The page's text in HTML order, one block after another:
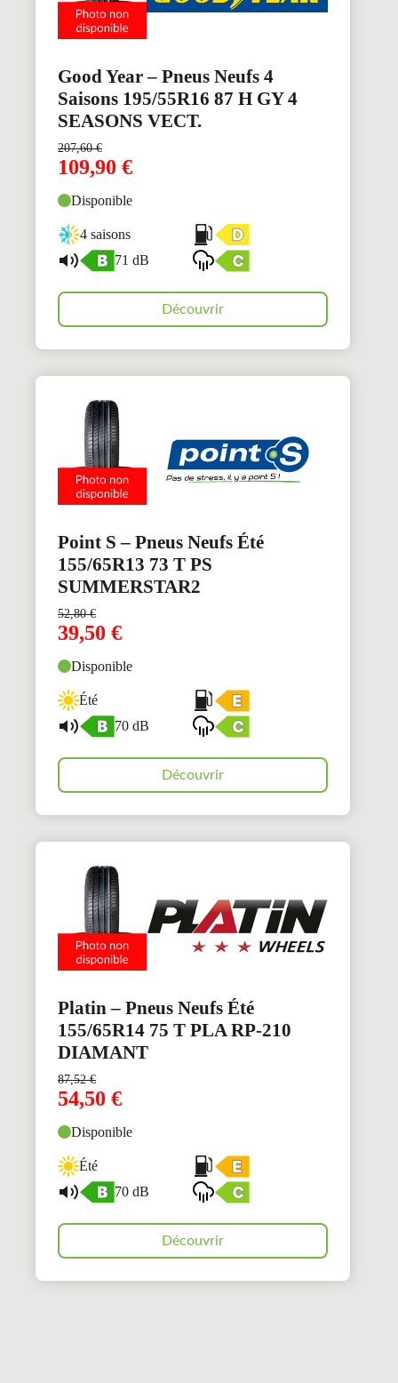
Good Year – Pneus Neufs 4
Saisons 195/55R16 87 H GY 4
SEASONS VECT.
207,60€
109,90 €
Disponible
4 saisons
71 dB
Découvrir
Point S – Pneus Neufs Été
155/65R13 73 T PS
SUMMERSTAR2
52,80€
39,50 €
Disponible
Été
70 dB
Découvrir
Platin – Pneus Neufs Été
155/65R14 75 T PLA RP-210
DIAMANT
87,52€
54,50 €
Disponible
Été
70 dB
Découvrir